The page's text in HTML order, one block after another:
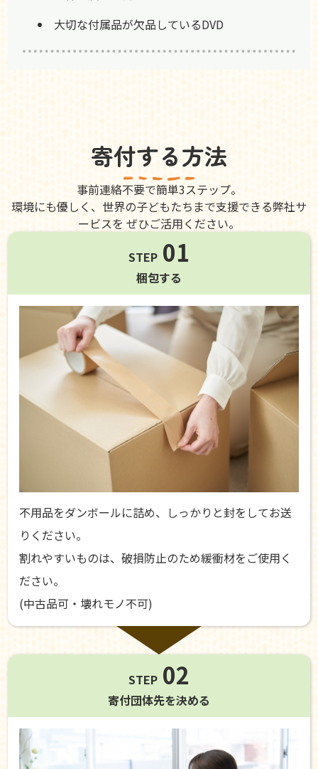
大切な付属品が欠品しているDVD
寄付する方法
事前連絡不要で簡単3ステップ。
環境にも優しく、世界の子どもたちまで支援できる弊社サ
ービスを ぜひご活用ください。
STEP 01
梱包する
不用品をダンボールに詰め、しっかりと封をしてお送
りください。
割れやすいものは、破損防止のため緩衝材をご使用く
ださい。
(中古品可・壊れモノ不可)
STEP 02
寄付団体先を決める